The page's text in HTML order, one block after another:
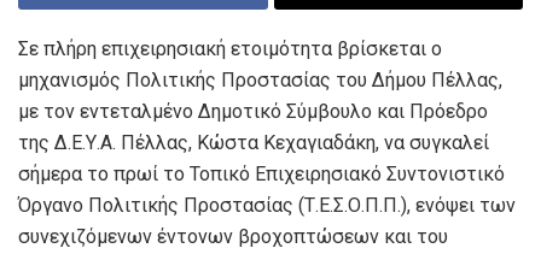
Σε πλήρη επιχειρησιακή ετοιμότητα βρίσκεται ο
μηχανισμός Πολιτικής Προστασίας του Δήμου Πέλλας,
με τον εντεταλμένο Δημοτικό Σύμβουλο και Πρόεδρο
της Δ.Ε.Υ.Α. Πέλλας, Κώστα Κεχαγιαδάκη, να συγκαλεί
σήμερα το πρωί το Τοπικό Επιχειρησιακό Συντονιστικό
Όργανο Πολιτικής Προστασίας (Τ.Ε.Σ.Ο.Π.Π.), ενόψει των
συνεχιζόμενων έντονων βροχοπτώσεων και του